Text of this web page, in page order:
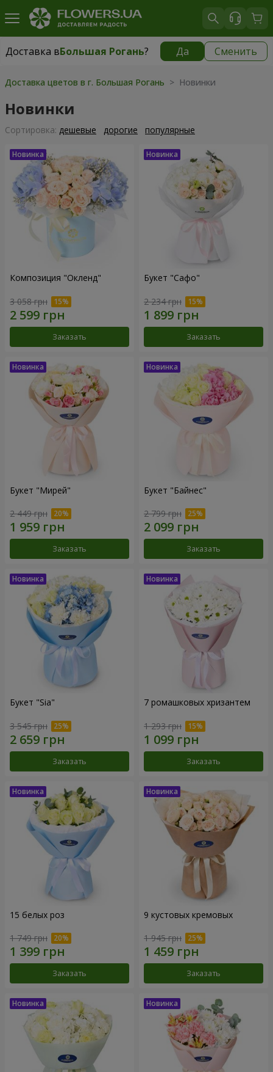
Доставка вБольшая Рогань? Да Сменить
Доставка вБольшая Рогань|бесплатно
Доставка цветов в г. Большая Рогань > Новинки
Новинки
Cортировка: дешевые дорогие популярные
Композиция "Окленд"
3 058 грн
Заказать
Букет "Сафо"
2 234 грн
Заказать
Букет "Мирей"
2 449 грн
Заказать
Букет "Байнес"
2 799 грн
Заказать
Букет "Sia"
3 545 грн
Заказать
7 ромашковых хризантем
1 293 грн
Заказать
15 белых роз
1 749 грн
Заказать
9 кустовых кремовых
1 945 грн
Заказать